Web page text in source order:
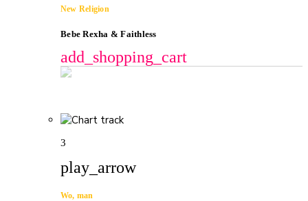
New Religion
Bebe Rexha & Faithless
add_shopping_cart
play_arrow
3
play_arrow
Wo, man